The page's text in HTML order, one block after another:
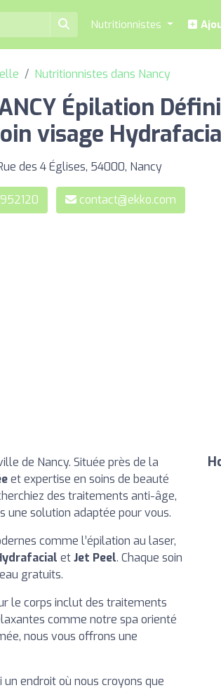
Nutritionnistes
Nutritionnistes dans Nancy
Épilation
visage
des 4 Églises, 54000, Nancy
contact@ekko.com
de Nancy. Située près de la
et expertise en soins de beauté
des traitements anti-âge,
une solution adaptée pour vous.
comme l’épilation au laser,
etJet Peel. Chaque soin
gratuits.
le corps inclut des traitements
comme notre spa orienté
nous vous offrons une
un endroit où nous croyons que